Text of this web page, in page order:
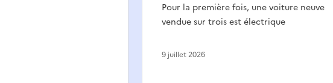
Pour la première fois, une voiture neuve
vendue sur trois est électrique
9 juillet 2026